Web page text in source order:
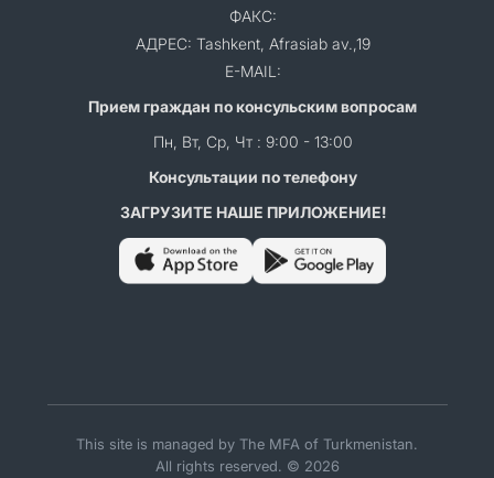
ФАКС:
АДРЕС: Tashkent, Afrasiab av.,19
E-MAIL:
Прием граждан по консульским вопросам
Пн, Вт, Ср, Чт : 9:00 - 13:00
Консультации по телефону
ЗАГРУЗИТЕ НАШЕ ПРИЛОЖЕНИЕ!
This site is managed by The MFA of Turkmenistan.
All rights reserved. © 2026